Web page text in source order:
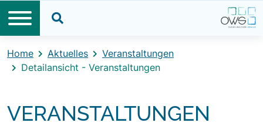
Home Aktuelles
Veranstaltungen
Detailansicht - Veranstaltungen
VERANSTALTUNGEN